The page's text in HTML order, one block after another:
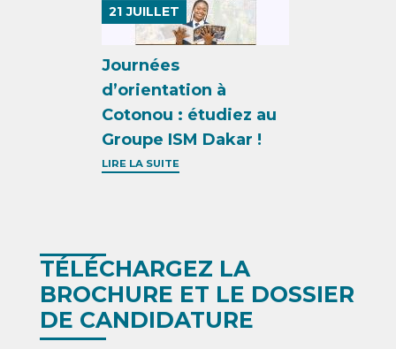
21 JUILLET
Journées
d’orientation à
Cotonou : étudiez au
Groupe ISM Dakar !
LIRE LA SUITE
TÉLÉCHARGEZ LA
BROCHURE ET LE DOSSIER
DE CANDIDATURE